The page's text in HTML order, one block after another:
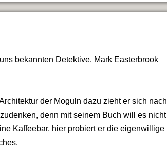
bekannten Detektive. Mark Easterbrook
der Moguln dazu zieht er sich nach
denn mit seinem Buch will es nicht
Kaffeebar, hier probiert er die eigenwillige